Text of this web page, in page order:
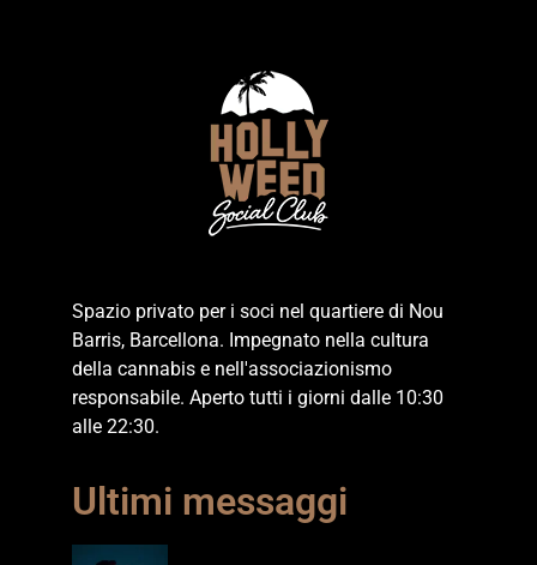
Spazio privato per i soci nel quartiere di Nou
Barris, Barcellona. Impegnato nella cultura
della cannabis e nell'associazionismo
responsabile. Aperto tutti i giorni dalle 10:30
alle 22:30.
Ultimi messaggi